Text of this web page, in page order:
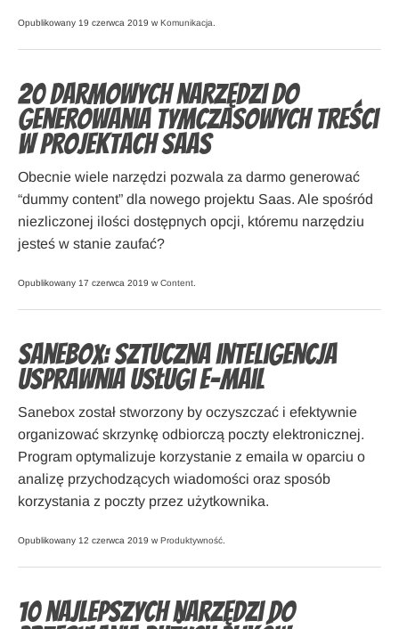
Opublikowany 19 czerwca 2019 w Komunikacja
20 darmowych narzędzi do
generowania tymczasowych treści
w projektach SaaS
Obecnie wiele narzędzi pozwala za darmo generować
“dummy content” dla nowego projektu Saas. Ale spośród
niezliczonej ilości dostępnych opcji, któremu narzędziu
jesteś w stanie zaufać?
Opublikowany 17 czerwca 2019 w Content
SaneBox: Sztuczna inteligencja
usprawnia usługi e-mail
Sanebox został stworzony by oczyszczać i efektywnie
organizować skrzynkę odbiorczą poczty elektronicznej.
Program optymalizuje korzystanie z emaila w oparciu o
analizę przychodzących wiadomości oraz sposób
korzystania z poczty przez użytkownika.
Opublikowany 12 czerwca 2019 w Produktywność
10 najlepszych narzędzi do